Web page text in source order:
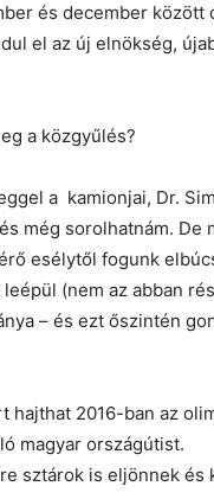
és december között
el az új elnökség,
a közgyűlés?
a kamionjai, Dr.
még sorolhatnám. De
esélytől fogunk
(nem az abban
– és ezt őszintén
hajthat 2016-ban az
magyar országútist.
sztárok is eljönnek és